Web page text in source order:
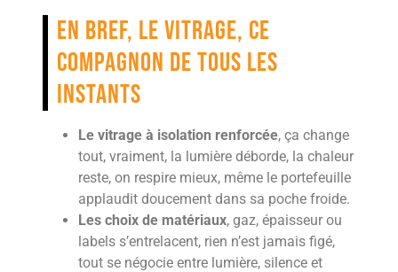
En bref, le vitrage, ce
compagnon de tous les
instants
Le vitrage à isolation renforcée, ça change
tout, vraiment, la lumière déborde, la chaleur
reste, on respire mieux, même le portefeuille
applaudit doucement dans sa poche froide.
Les choix de matériaux, gaz, épaisseur ou
labels s’entrelacent, rien n’est jamais figé,
tout se négocie entre lumière, silence et